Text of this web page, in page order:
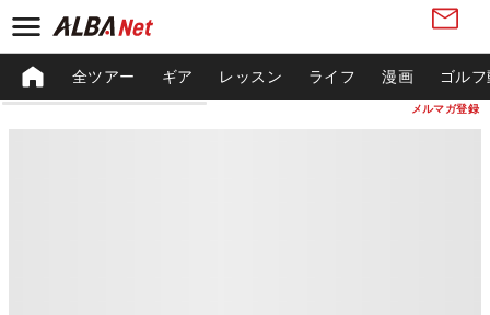
メルマガ登録
全ツアー ギア レッスン ライフ 漫画 ゴル